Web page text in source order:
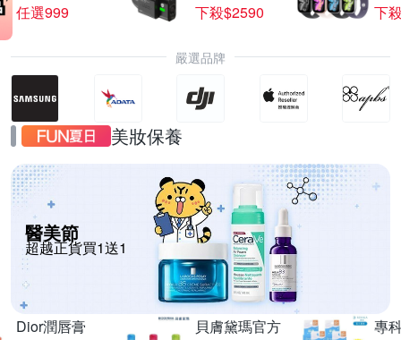
任選999
下殺$2590
下
嚴選品牌
美妝保養
醫美節
超越正貨買1送1
Dior潤唇膏
貝膚黛瑪官方
專